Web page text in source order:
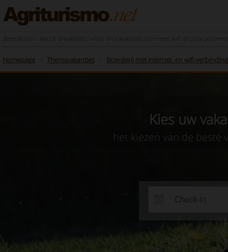
Boerderijen, bed & breakfasts, villa's en vakantiehuizen met wifi: al onze
Homepage Themavakanties Boerderij met internet- en wifi-verbinding
Kies uw
het kiezen van de beste